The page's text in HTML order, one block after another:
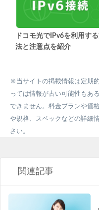
ドコモ光でIPv6を利用す
法と注意点を紹介
※当サイトの掲載情報は定期
っては情報が古い可能性もあ
できません。料金プランや価
や規格、スペックなどの詳細
さい。
関連記事